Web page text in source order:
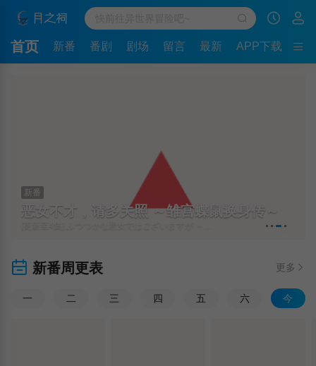
首页 新番 番剧 剧场 留言 最新 APP下载
新番
恶女不才，请多关照 ～雏宫蝶鼠换身传～
新番周更表 更多
一 二 三 四 五 六 今